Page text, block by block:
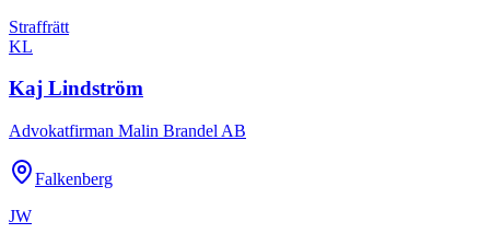
Straffrätt
KL
Kaj Lindström
Advokatfirman Malin Brandel AB
Falkenberg
JW